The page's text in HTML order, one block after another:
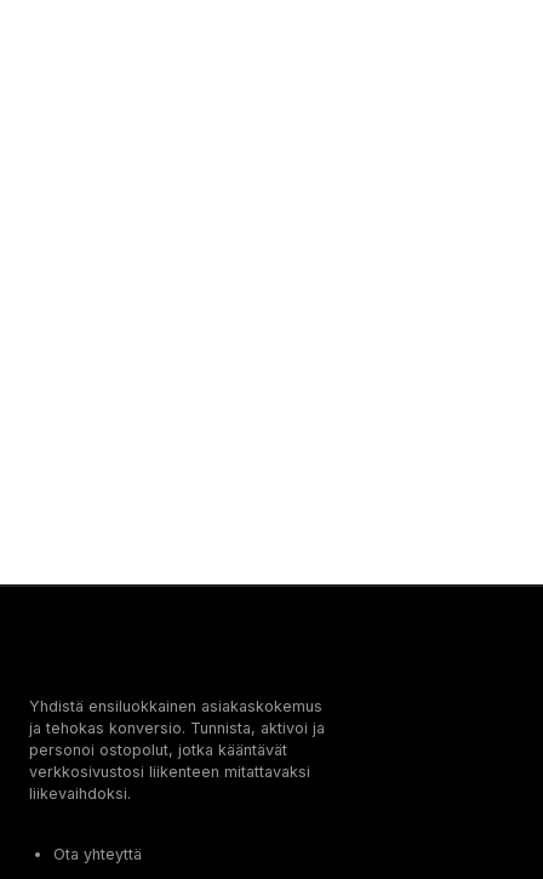
Yhdistä ensiluokkainen asiakaskokemus
ja tehokas konversio. Tunnista, aktivoi ja
personoi ostopolut, jotka kääntävät
verkkosivustosi liikenteen mitattavaksi
liikevaihdoksi.
Ota yhteyttä